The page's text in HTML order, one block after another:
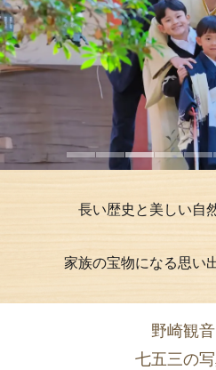
長い歴史と美しい自
家族の宝物になる思い
野崎観
七五三の